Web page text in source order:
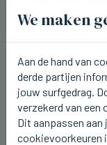
BRUGGE
Tartaar
nieuwe
Coninc
do 06 augustus
We maken
Aan de hand van
derde partijen
jouw surfgedrag.
verzekerd van een
Dit aanpassen aan
cookievoorkeuren